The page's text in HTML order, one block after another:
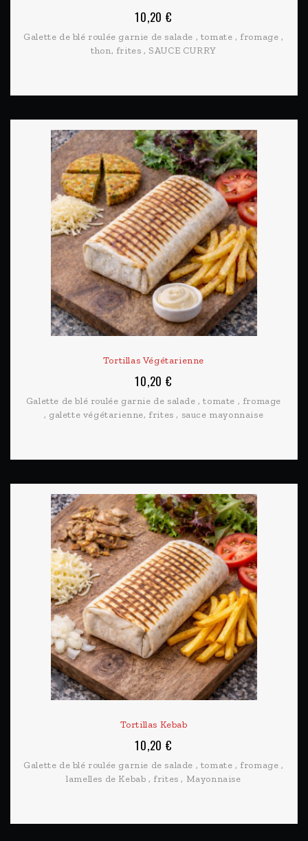
10,20 €
Galette de blé roulée garnie de salade , tomate , fromage ,
thon, frites , SAUCE CURRY
Tortillas Végétarienne
10,20 €
Galette de blé roulée garnie de salade , tomate , fromage
, galette végétarienne, frites , sauce mayonnaise
Tortillas Kebab
10,20 €
Galette de blé roulée garnie de salade , tomate , fromage ,
lamelles de Kebab , frites , Mayonnaise